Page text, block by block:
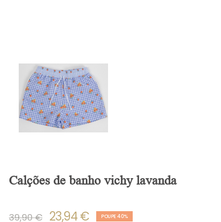
calções de banho vichy lavanda
39,90 € 23,94 € POUPE 40%